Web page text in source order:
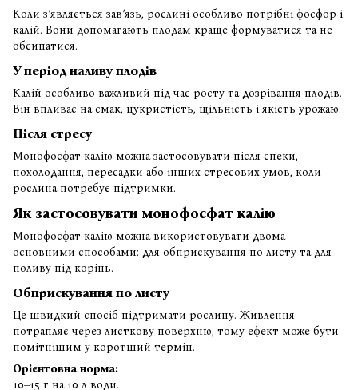
Коли з’являється зав’язь, рослині особливо потрібні фосфор і
калій. Вони допомагають плодам краще формуватися та не
обсипатися.
У період наливу плодів
Калій особливо важливий під час росту та дозрівання плодів.
Він впливає на смак, цукристість, щільність і якість урожаю.
Після стресу
Монофосфат калію можна застосовувати після спеки,
похолодання, пересадки або інших стресових умов, коли
рослина потребує підтримки.
Як застосовувати монофосфат калію
Монофосфат калію можна використовувати двома
основними способами: для обприскування по листу та для
поливу під корінь.
Обприскування по листу
Це швидкий спосіб підтримати рослину. Живлення
потрапляє через листкову поверхню, тому ефект може бути
помітнішим у коротший термін.
Орієнтовна норма:
10–15 г на 10 л води.